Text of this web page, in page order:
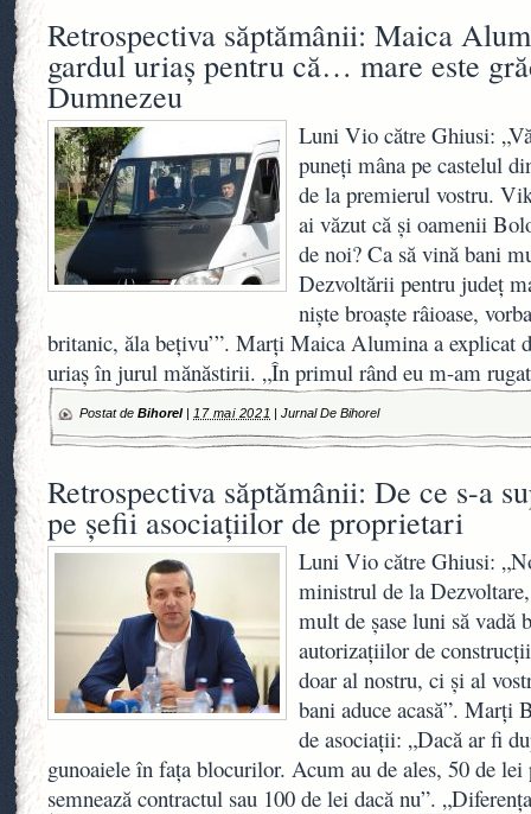
Retrospectiva săptămânii: Maica
gardul uriaș pentru că… mare este
Dumnezeu
Luni Vio către Ghiusi:
puneți mâna pe castelul
de la premierul vostru.
ai văzut că și oamenii
de noi? Ca să vină bani
Dezvoltării pentru județ
niște broaște râioase,
britanic, ăla bețivu’”. Marți Maica Alumina a explicat
uriaș în jurul mănăstirii. „În primul rând eu m-am
Postat de Bihorel| 17 mai 2021 |Jurnal De Bihorel
Retrospectiva săptămânii: De ce s-a
pe șefii asociațiilor de proprietari
Luni Vio către Ghiusi:
ministrul de la
mult de șase luni să vadă
autorizațiilor de
doar al nostru, ci și al
bani aduce acasă”. Marți
de asociații: „Dacă ar fi
gunoaiele în fața blocurilor. Acum au de ales, 50 de
semnează contractul sau 100 de lei dacă nu”.